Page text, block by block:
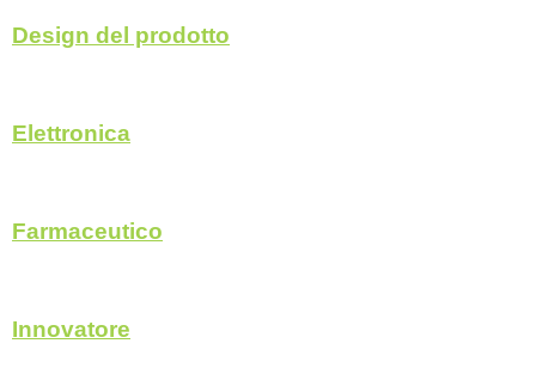
Design del prodotto
Elettronica
Farmaceutico
Innovatore